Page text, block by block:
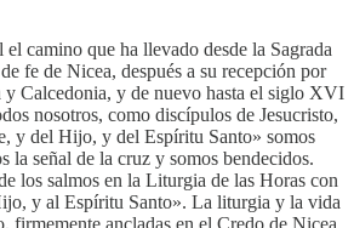
camino que ha llevado desde la Sagrada
fe de Nicea, después a su recepción por
y Calcedonia, y de nuevo hasta el siglo XVI
nosotros, como discípulos de Jesucristo,
y del Hijo, y del Espíritu Santo» somos
la señal de la cruz y somos bendecidos.
los salmos en la Liturgia de las Horas con
y al Espíritu Santo». La liturgia y la vida
firmemente ancladas en el Credo de Nicea